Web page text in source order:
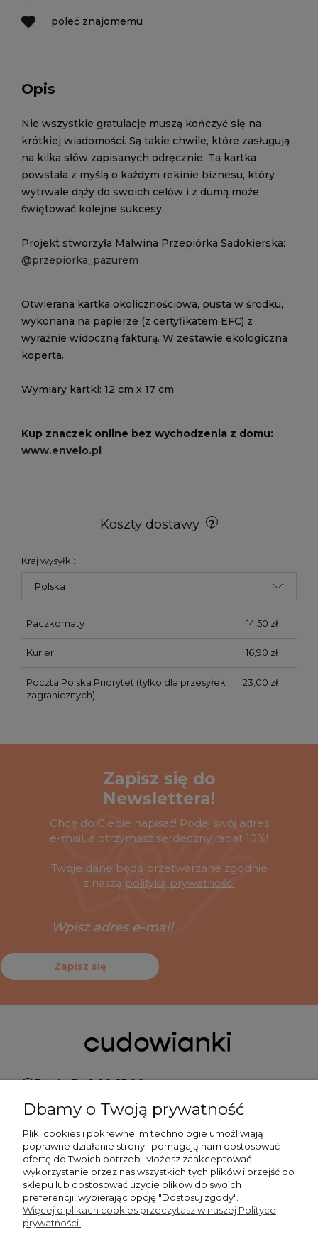
poleć znajomemu
Opis
Nie wszystkie gratulacje muszą kończyć się na
krótkiej wiadomości. Są takie chwile, które zasługują
na kilka słów zapisanych odręcznie. Ta kartka
powstała z myślą o każdym rekinie biznesu, który
wytrwale dąży do swoich celów i z dumą może
świętować kolejne sukcesy.
Projekt stworzyła Malwina Przepiórka Sadokierska:
@przepiorka_pazurem
Otwierana kartka okolicznościowa, pusta w środku,
wykonana na papierze (z certyfikatem EFC) z
wyraźnie widoczną fakturą. W zestawie ekologiczna
koperta.
Wymiary kartki: 12 cm x 17 cm
Kup znaczek online bez wychodzenia z domu:
www.envelo.pl
Koszty dostawy
Kraj wysyłki:
Paczkomaty 14,50 zł
Kurier 16,90 zł
Poczta Polska Priorytet (tylko dla przesyłek
zagranicznych)
23,00 zł
Zapisz się do
Newslettera!
Chcę do Ciebie napisać! Podaj swój adres
e-mail, a otrzymasz serdeczny rabat 10%!
Twoje dane będą przetwarzane zgodnie
z naszą polityką prywatności
Zapisz się
Pn do Pt 9:00-15:00
+48 519 462 010
kontakt@cudowianki.pl
Dbamy o Twoją prywatność
Pliki cookies i pokrewne im technologie umożliwiają
poprawne działanie strony i pomagają nam dostosować
ofertę do Twoich potrzeb. Możesz zaakceptować
wykorzystanie przez nas wszystkich tych plików i przejść do
sklepu lub dostosować użycie plików do swoich
preferencji, wybierając opcję "Dostosuj zgody".
Więcej o plikach cookies przeczytasz w naszej Polityce
prywatności.